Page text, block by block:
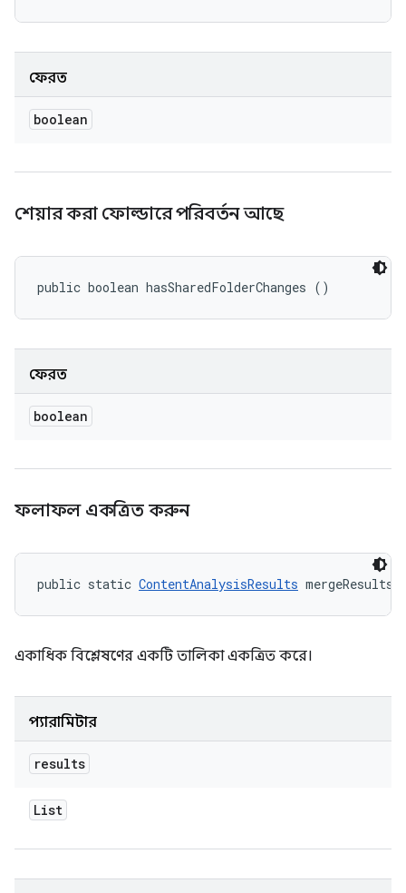
ফেরত
boolean
শেয়ার করা ফোল্ডারে পরিবর্তন আছে
public boolean hasSharedFolderChanges ()
ফেরত
boolean
ফলাফল একত্রিত করুন
public static ContentAnalysisResults
একাধিক বিশ্লেষণের একটি তালিকা একত্রিত করে।
প্যারামিটার
results
List